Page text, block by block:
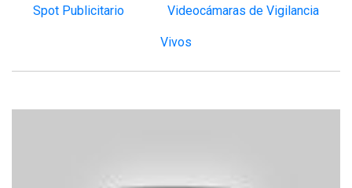
Spot Publicitario Videocámaras de Vigilancia
Vivos